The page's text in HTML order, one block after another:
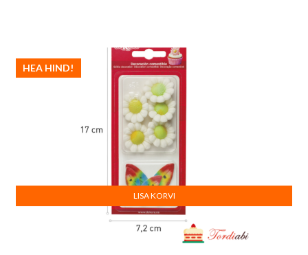
HEA HIND!
LISA KORVI